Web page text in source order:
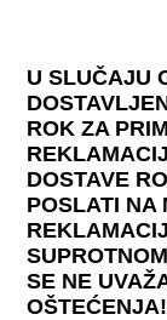
U SLUČAJU
ROK ZA
DOSTAVE
POSLATI NA
SE NE